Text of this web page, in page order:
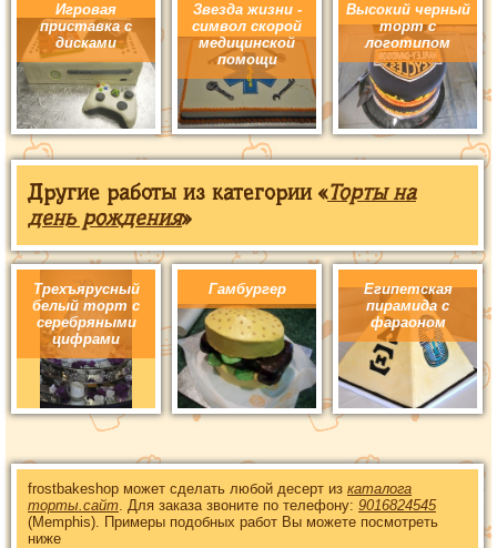
Игровая
приставка с
дисками
Звезда жизни -
символ скорой
медицинской
помощи
Высокий черный
торт с
логотипом
Другие работы из категории «Торты на
день рождения»
Трехъярусный
белый торт с
серебряными
цифрами
Гамбургер
Египетская
пирамида с
фараоном
frostbakeshop может сделать любой десерт из каталога
торты.сайт. Для заказа звоните по телефону: 9016824545
(Memphis). Примеры подобных работ Вы можете посмотреть
ниже